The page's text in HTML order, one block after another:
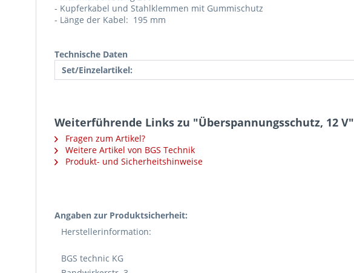
- Kupferkabel und Stahlklemmen mit Gummischutz
- Länge der Kabel: 195 mm
Technische Daten
Set/Einzelartikel:
Weiterführende Links zu "Überspannungsschutz, 12 V"
Fragen zum Artikel?
Weitere Artikel von BGS Technik
Produkt- und Sicherheitshinweise
Angaben zur Produktsicherheit:
Herstellerinformation:
BGS technic KG